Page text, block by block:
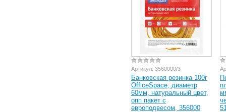
Артикул: 3560000/3
Банковская резинка 100г
OfficeSpace, диаметр
60мм, натуральный цвет,
опп пакет с
европодвесом, 356000